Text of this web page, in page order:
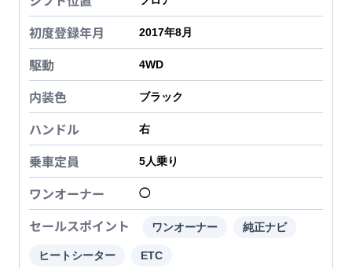
初度登録年月 2017年8月
駆動 4WD
内装色 ブラック
ハンドル 右
乗車定員 5人乗り
ワンオーナー ◯
セールスポイント ワンオーナー 純正ナビ
ヒートシーター ETC